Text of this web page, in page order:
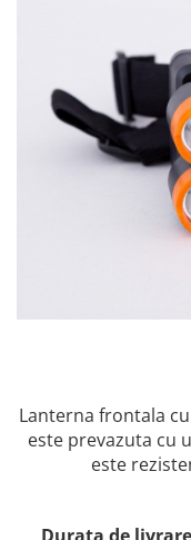
Lanterna frontala
este prevazuta cu
este